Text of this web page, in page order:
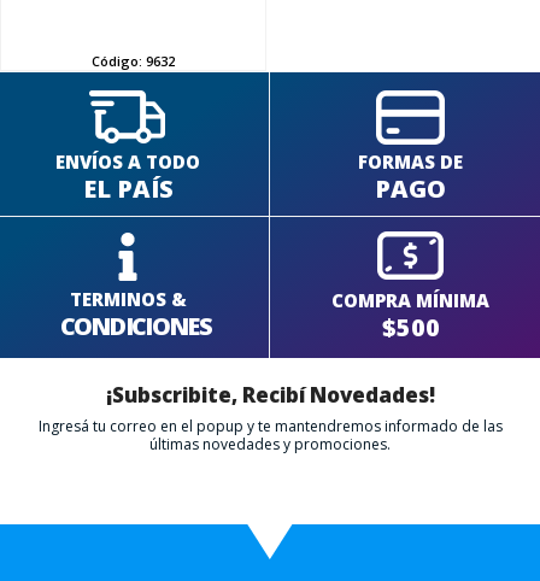
Código: 9632
ENVÍOS A TODO
EL PAÍS
FORMAS DE
PAGO
TERMINOS &
CONDICIONES
COMPRA MÍNIMA
$500
¡Subscribite, Recibí Novedades!
Ingresá tu correo en el popup y te mantendremos informado de las
últimas novedades y promociones.